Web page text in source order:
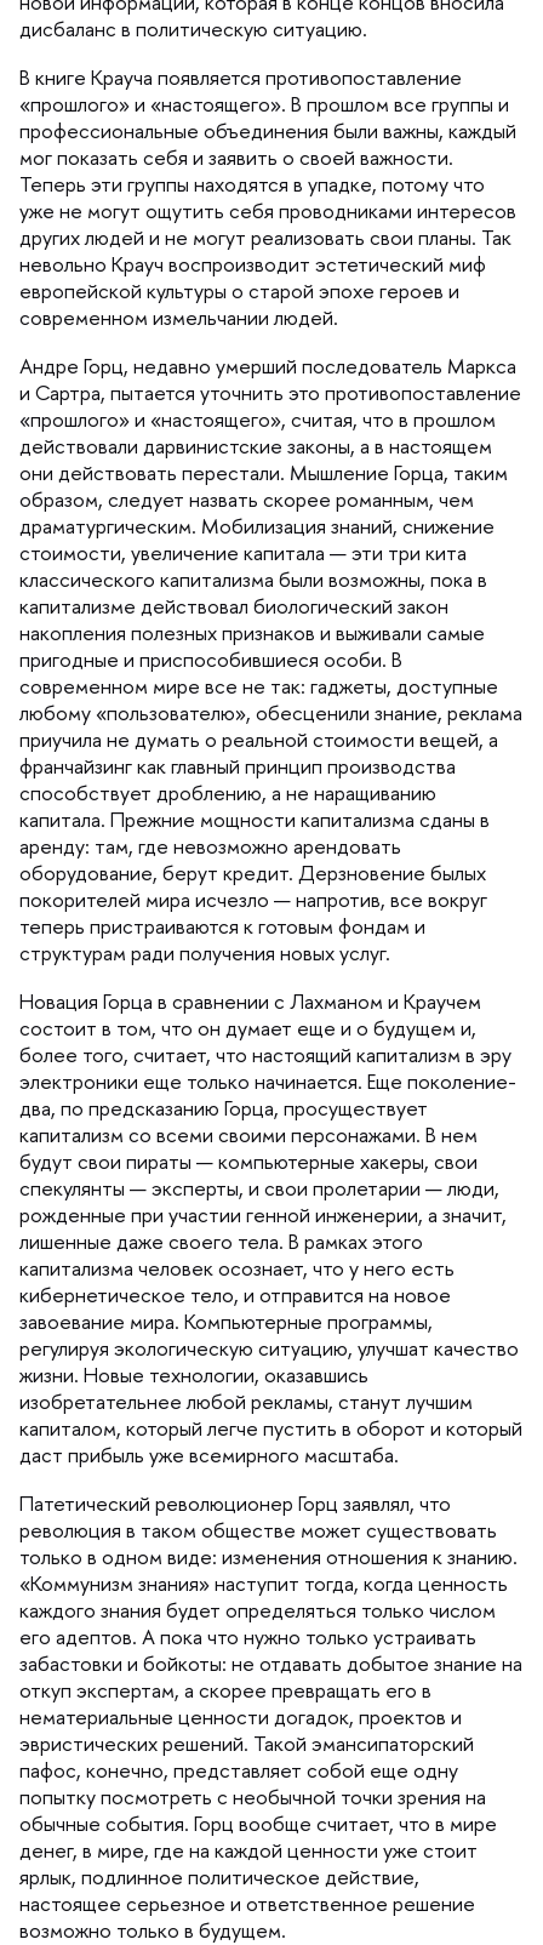
дисбаланс в политическую ситуацию.
книге Крауча появляется противопоставление
«прошлого» и «настоящего». В прошлом все группы и
профессиональные объединения были важны, каждый
мог показать себя и заявить о своей важности.
Теперь эти группы находятся в упадке, потому что
уже не могут ощутить себя проводниками интересо
других людей и не могут реализовать свои планы. Так
невольно Крауч воспроизводит эстетический миф
европейской культуры о старой эпохе героев и
современном измельчании людей.
Андре Горц, недавно умерший последователь Маркса
и Сартра, пытается уточнить это противопоставление
«прошлого» и «настоящего», считая, что в прошлом
действовали дарвинистские законы, а в настоящем
они действовать перестали. Мышление Горца, таким
образом, следует назвать скорее романным, чем
драматургическим. Мобилизация знаний, снижение
стоимости, увеличение капитала — эти три кита
классического капитализма были возможны, пока
капитализме действовал биологический закон
накопления полезных признаков и выживали самые
пригодные и приспособившиеся особи.
современном мире все не так: гаджеты, доступные
любому «пользователю», обесценили знание, реклама
приучила не думать о реальной стоимости вещей, а
франчайзинг как главный принцип производства
способствует дроблению, а не наращиванию
капитала. Прежние мощности капитализма сданы
аренду: там, где невозможно арендовать
оборудование, берут кредит. Дерзновение былых
покорителей мира исчезло — напротив, все вокру
теперь пристраиваются к готовым фондам и
структурам ради получения новых услуг.
Новация Горца в сравнении с Лахманом и Краучем
состоит в том, что он думает еще и о будущем и,
олее того, считает, что настоящий капитализм в эру
электроники еще только начинается. Еще поколение-
два, по предсказанию Горца, просуществует
капитализм со всеми своими персонажами. В нем
удут свои пираты — компьютерные хакеры, свои
спекулянты — эксперты, и свои пролетарии — люди,
рожденные при участии генной инженерии, а значит,
лишенные даже своего тела. В рамках этого
капитализма человек осознает, что у него есть
кибернетическое тело, и отправится на новое
завоевание мира. Компьютерные программы,
регулируя экологическую ситуацию, улучшат качество
жизни. Новые технологии, оказавшись
изобретательнее любой рекламы, станут лучшим
капиталом, который легче пустить в оборот и который
даст прибыль уже всемирного масштаба.
Патетический революционер Горц заявлял, что
революция в таком обществе может существовать
только в одном виде: изменения отношения к знанию.
«Коммунизм знания» наступит тогда, когда ценность
каждого знания будет определяться только числом
его адептов. А пока что нужно только устраивать
забастовки и бойкоты: не отдавать добытое знание на
откуп экспертам, а скорее превращать его
нематериальные ценности догадок, проектов и
эвристических решений. Такой эмансипаторский
пафос, конечно, представляет собой еще одну
попытку посмотреть с необычной точки зрения на
обычные события. Горц вообще считает, что в мире
денег, в мире, где на каждой ценности уже стоит
ярлык, подлинное политическое действие,
настоящее серьезное и ответственное решение
озможно только в будущем.